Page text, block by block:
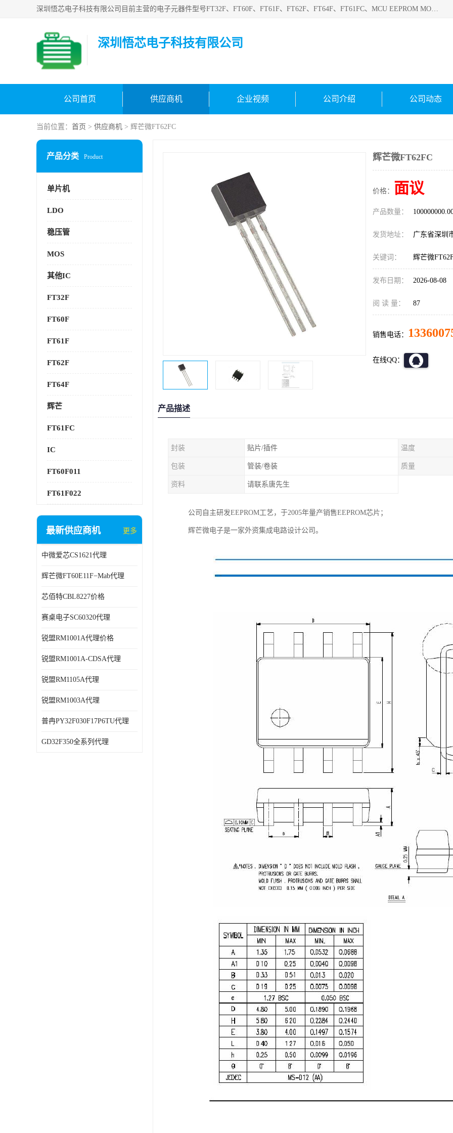
深圳悟芯电子科技有限公司目前主营的电子元器件型号FT32F、FT60F、FT61F、FT62F、FT64F、FT61FC、MCU EEPROM MOS LDO 稳压管 触摸IC DC-DC AC-DC 协议IC等，广泛应用于LED射灯、LED日光灯、等诸多领域。
深圳悟芯电子科技有限公司
公司首页 供应商机 企业视频 公司介绍 公司动态
当前位置： 首页 > 供应商机 > 辉芒微FT62FC
产品分类 Product
单片机
LDO
稳压管
MOS
其他IC
FT32F
FT60F
FT61F
FT62F
FT64F
辉芒
FT61FC
IC
FT60F011
FT61F022
最新供应商机 更多
中微爱芯CS1621代理
辉芒微FT60E11F−Mab代理
芯佰特CBL8227价格
赛桌电子SC60320代理
锐盟RM1001A代理价格
锐盟RM1001A-CDSA代理
锐盟RM1105A代理
锐盟RM1003A代理
普冉PY32F030F17P6TU代理
GD32F350全系列代理
辉芒微FT62FC
价格： 面议
产品数量：
发货地址： 广东省深圳
关键词： 辉芒微
发布日期： 2026-08-08
阅 读 量： 87
销售电话：
在线QQ：
产品描述
封装 贴片/插件 温度
包装 管装/卷装 质量
资料 请联系唐先生
公司自主研发EEPROM工艺，于2005年量产销售EEPROM芯片；
辉芒微电子是一家外资集成电路设计公司。